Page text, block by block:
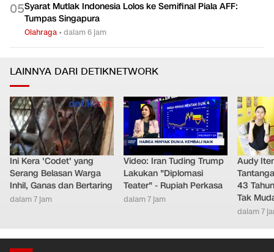
05Syarat Mutlak Indonesia Lolos ke Semifinal Piala AFF:
Tumpas Singapura
Olahraga •dalam 6 jam
LAINNYA DARI DETIKNETWORK
Ini Kera 'Codet' yang
Serang Belasan Warga
Inhil, Ganas dan Bertaring
dalam 7 jam
Video: Iran Tuding Trump
Lakukan "Diplomasi
Teater" - Rupiah Perkasa
dalam 7 jam
Audy
43
Tak
dalam 7